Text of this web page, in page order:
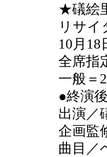
★礒絵
リサイ
10月
全席指
一般＝
●終演
出演／
企画監
曲目／